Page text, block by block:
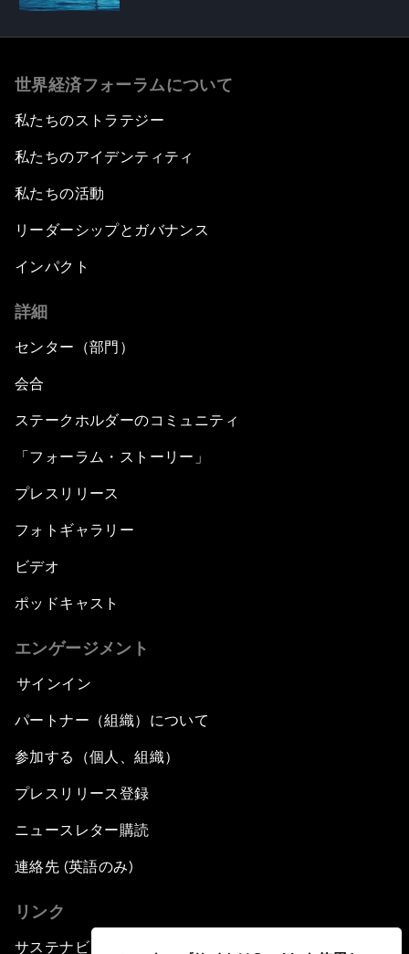
世界経済フォーラムについて
私たちのストラテジー
私たちのアイデンティティ
私たちの活動
リーダーシップとガバナンス
インパクト
詳細
センター（部門）
会合
ステークホルダーのコミュニティ
「フォーラム・ストーリー」
プレスリリース
フォトギャラリー
ビデオ
ポッドキャスト
エンゲージメント
サインイン
パートナー（組織）について
参加する（個人、組織）
プレスリリース登録
ニュースレター購読
連絡先 (英語のみ)
リンク
サステナビリティへの取り組み